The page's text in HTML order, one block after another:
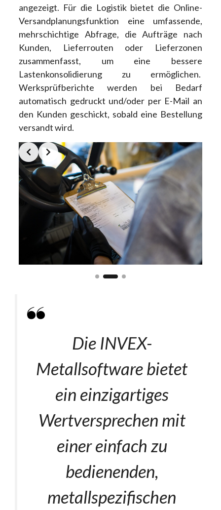
angezeigt. Für die Logistik bietet die Online-
Versandplanungsfunktion eine umfassende,
mehrschichtige Abfrage, die Aufträge nach
Kunden, Lieferrouten oder Lieferzonen
zusammenfasst, um eine bessere
Lastenkonsolidierung zu ermöglichen.
Werksprüfberichte werden bei Bedarf
automatisch gedruckt und/oder per E-Mail an
den Kunden geschickt, sobald eine Bestellung
versandt wird.
Slide 2 of 3
Die INVEX-
Metallsoftware bietet
ein einzigartiges
Wertversprechen mit
einer einfach zu
bedienenden,
metallspezifischen